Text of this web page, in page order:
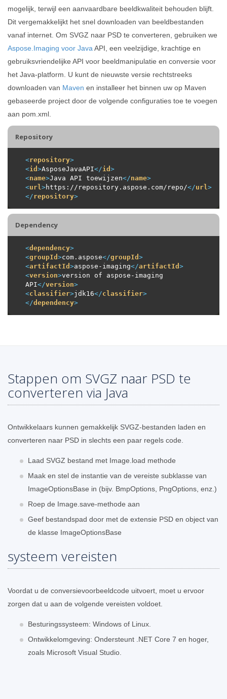
mogelijk, terwijl een aanvaardbare beeldkwaliteit behouden blijft.
Dit vergemakkelijkt het snel downloaden van beeldbestanden
vanaf internet. Om SVGZ naar PSD te converteren, gebruiken we
Aspose.Imaging voor Java API, een veelzijdige, krachtige en
gebruiksvriendelijke API voor beeldmanipulatie en conversie voor
het Java-platform. U kunt de nieuwste versie rechtstreeks
downloaden van Maven en installeer het binnen uw op Maven
gebaseerde project door de volgende configuraties toe te voegen
aan pom.xml.
Repository
<repository>
<id >AsposeJavaAPI</id >
<name>Java API toewijzen</name>
<url >https://repository.aspose.com/repo/</url >
</repository>
Dependency
<dependency>
<groupId >com.aspose</groupId >
<artifactId >aspose-imaging</artifactId >
<version>version of aspose-imaging
API</version>
<classifier>jdk16</classifier>
</dependency>
Stappen om SVGZ naar PSD te
converteren via Java
Ontwikkelaars kunnen gemakkelijk SVGZ-bestanden laden en
converteren naar PSD in slechts een paar regels code.
Laad SVGZ bestand met Image.load methode
Maak en stel de instantie van de vereiste subklasse van
ImageOptionsBase in (bijv. BmpOptions, PngOptions, enz.)
Roep de Image.save-methode aan
Geef bestandspad door met de extensie PSD en object van
de klasse ImageOptionsBase
systeem vereisten
Voordat u de conversievoorbeeldcode uitvoert, moet u ervoor
zorgen dat u aan de volgende vereisten voldoet.
Besturingssysteem: Windows of Linux.
Ontwikkelomgeving: Ondersteunt .NET Core 7 en hoger,
zoals Microsoft Visual Studio.